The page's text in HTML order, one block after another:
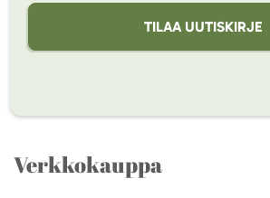
TILAA UUTISKIRJE
Verkkokauppa